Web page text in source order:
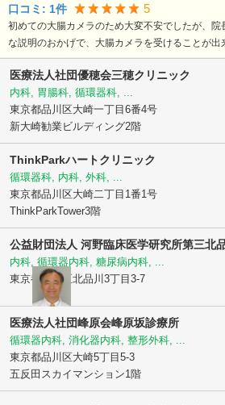
口コミ: 1件 5
初めての大腸カメラのため大変不安でしたが、
な説明のおかげで、大腸カメラを受けることが出
医療法人社団優穂会三穂クリニック
内科, 胃腸科, 循環器科, ...
東京都品川区大崎一丁目6番4号
新大崎勧業ビルディング2階
ThinkParkハートクリニック
循環器科, 内科, 外科, ...
東京都品川区大崎二丁目1番1号
ThinkParkTower3階
公益財団法人 河野臨床医学研究所第三北
内科, 循環器内科, 糖尿病内科, ...
東京都品川区北品川3丁目3-7
医療法人社団峰原会峰原坂診療所
循環器内科, 消化器内科, 整形外科, ...
東京都品川区大崎5丁目5-3
五反田スカイマンション1階